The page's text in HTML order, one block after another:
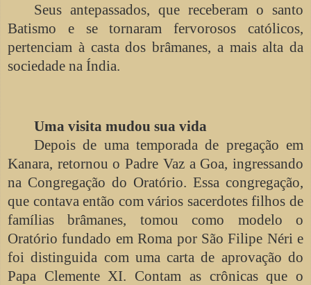
Seus antepassados, que receberam o santo
Batismo e se tornaram fervorosos católicos,
pertenciam à casta dos brâmanes, a mais alta da
sociedade na Índia.
Uma visita mudou sua vida
Depois de uma temporada de pregação em
Kanara, retornou o Padre Vaz a Goa, ingressando
na Congregação do Oratório. Essa congregação,
que contava então com vários sacerdotes filhos de
famílias brâmanes, tomou como modelo o
Oratório fundado em Roma por São Filipe Néri e
foi distinguida com uma carta de aprovação do
Papa Clemente XI. Contam as crônicas que o